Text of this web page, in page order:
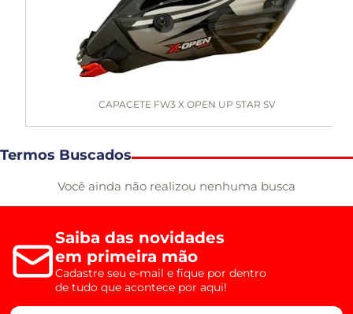
CAPACETE FW3 X OPEN UP STAR SV
Termos Buscados
Você ainda não realizou nenhuma busca
Saiba das novidades
em primeira mão
Cadastre seu e-mail e fique por dentro
de tudo que acontece por aqui!